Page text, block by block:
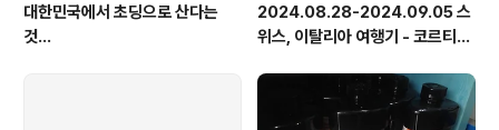
대한민국에서 초딩으로 산다는
것...
2024.08.28-2024.09.05 스
위스, 이탈리아 여행기 - 코르티나
스